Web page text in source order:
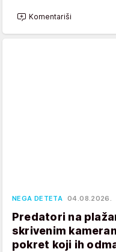
Komentariši
NEGA DETETA 04.08.2026.
Predatori na
skrivenim
pokret koji ih